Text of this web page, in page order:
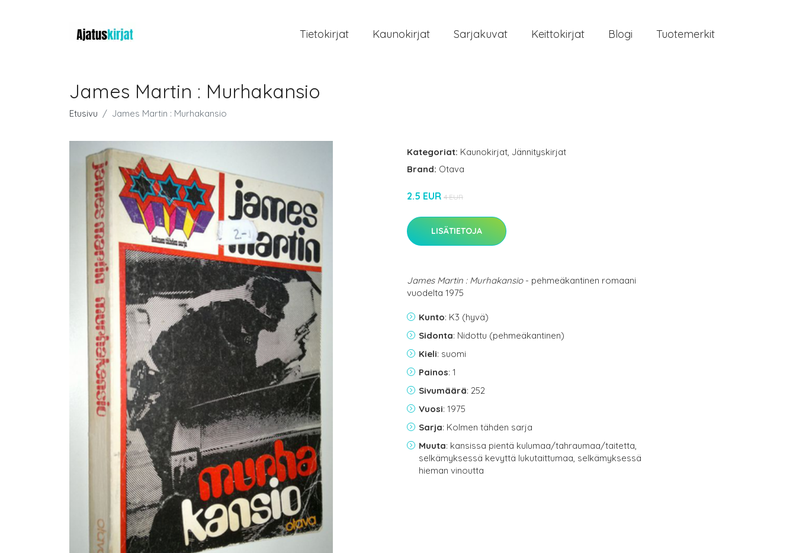
Tietokirjat Kaunokirjat Sarjakuvat Keittokirjat Blogi Tuotemerkit
James Martin : Murhakansio
Etusivu James Martin : Murhakansio
Kategoriat: Kaunokirjat, Jännityskirjat
Brand: Otava
2.5 EUR 4 EUR
LISÄTIETOJA
James Martin : Murhakansio- pehmeäkantinen romaani
vuodelta 1975
Kunto: K3 (hyvä)
Sidonta: Nidottu (pehmeäkantinen)
Kieli: suomi
Painos: 1
Sivumäärä: 252
Vuosi: 1975
Sarja: Kolmen tähden sarja
Muuta: kansissa pientä kulumaa/tahraumaa/taitetta,
selkämyksessä kevyttä lukutaittumaa, selkämyksessä
hieman vinoutta